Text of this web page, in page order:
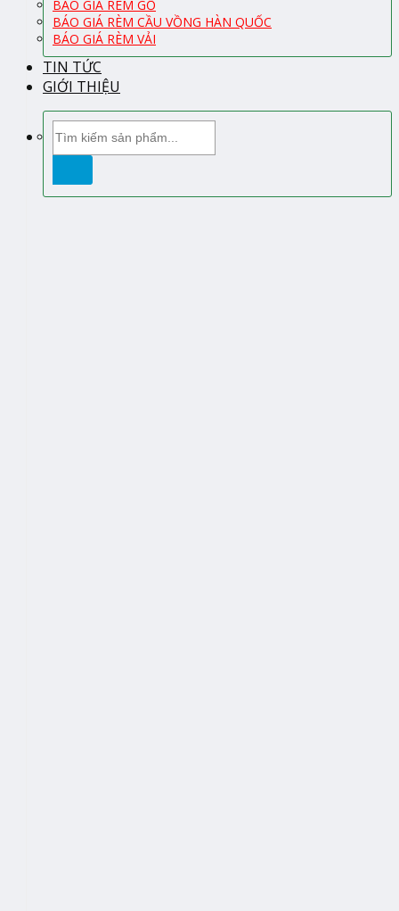
BÁO GIÁ RÈM GỖ
BÁO GIÁ RÈM CẦU VỒNG HÀN QUỐC
BÁO GIÁ RÈM VẢI
TIN TỨC
GIỚI THIỆU
kiếm: